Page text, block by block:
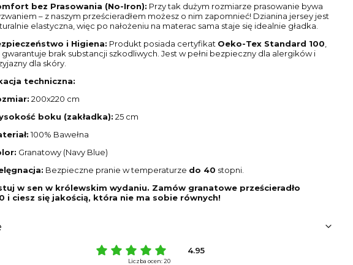
bez Prasowania (No-Iron): Przy tak dużym rozmiarze prasowanie bywa
– z naszym prześcieradłem możesz o nim zapomnieć! Dzianina jersey jest
elastyczna, więc po nałożeniu na materac sama staje się idealnie gładka.
i Higiena: Produkt posiada certyfikat Oeko-Tex Standard 100
gwarantuje brak substancji szkodliwych. Jest w pełni bezpieczny dla alergików i
dla skóry.
techniczna:
200x220 cm
boku (zakładka): 25 cm
100% Bawełna
Granatowy (Navy Blue)
Bezpieczne pranie w temperaturze do 40 stopni.
w sen w królewskim wydaniu. Zamów granatowe prześcieradło
i ciesz się jakością, która nie ma sobie równych!
4.95
Liczba ocen: 20